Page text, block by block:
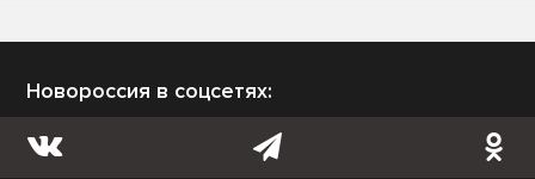
Новороссия в соцсетях: